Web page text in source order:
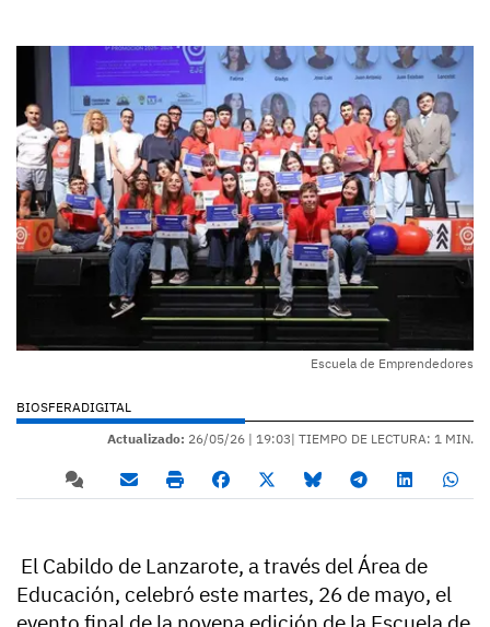
Escuela de Emprendedores
BIOSFERADIGITAL
Actualizado: 26/05/26 | 19:03| TIEMPO DE LECTURA: 1 MIN.
El Cabildo de Lanzarote, a través del Área de
Educación, celebró este martes, 26 de mayo, el